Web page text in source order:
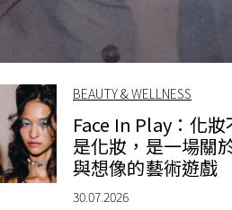
BEAUTY & WELLNESS
Face In Play：化妝
是化妝，是一場關
與想像的藝術遊戲
30.07.2026